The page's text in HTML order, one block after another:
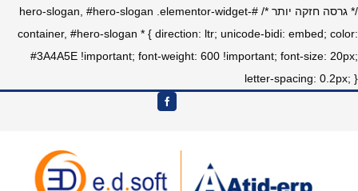
/* גרסה חזקה יותר */ #hero-slogan, #hero-slogan .elementor-widget-
container, #hero-slogan * { direction: ltr; unicode-bidi: embed; color:
#3A4A5E !important; font-weight: 600 !important; font-size: 20px;
letter-spacing: 0.2px; }